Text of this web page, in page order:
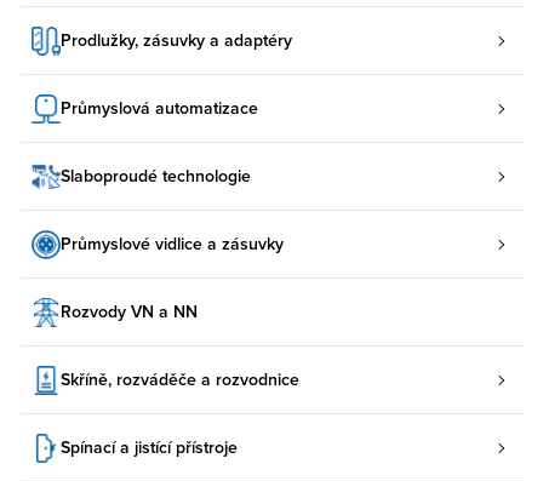
Prodlužky, zásuvky a adaptéry
Průmyslová automatizace
Slaboproudé technologie
Průmyslové vidlice a zásuvky
Rozvody VN a NN
Skříně, rozváděče a rozvodnice
Spínací a jistící přístroje